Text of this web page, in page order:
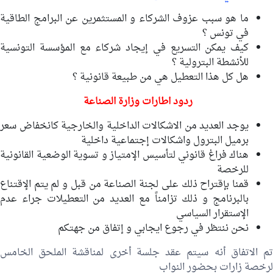
ما هو سبب عزوف الشركاء و المستثمرين عن البرامج الطاقية
في تونس ؟
كيف يمكن التسريع في إيجاد شركاء مع المؤسسة التونسية
للأنشطة البترولية ؟
هل كل هذا التعطيل هي من طبيعة قانونية ؟
ردود اطارات وزارة الصناعة
يوجد العديد من الاشكالات الداخلية والخارجية كانخفاض سعر
برميل البترول واشكالات إجتماعية داخلية
هناك فراغ قانوني لتأسيس الإمتياز و تسوية الوضعية القانونية
للرخصة
قمنا بإقتراح ذلك على لجنة الصناعة من قبل و لم يتم الإقتناع
بالبرنامج و ذلك تزامناً مع العديد من التعطيلات جراء عدم
الإستقرار السياسي
نحن ننتظر في رجوع ايجابي و إتفاق من جهتكم
تم الاتفاق أنه سيتم عقد جلسة أخرى لمناقشة الملحق الخامس
لرخصة زارات بحضور النواب